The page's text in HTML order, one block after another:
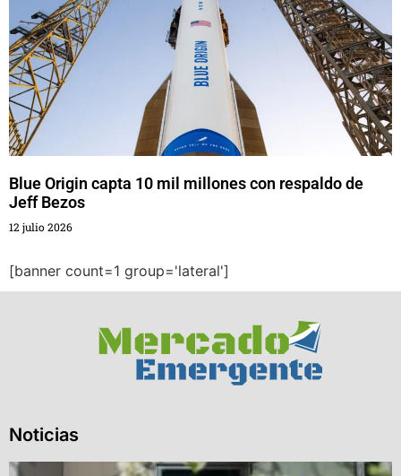
Blue Origin capta 10 mil millones con respaldo de
Jeff Bezos
12 julio 2026
[banner count=1 group='lateral']
Noticias